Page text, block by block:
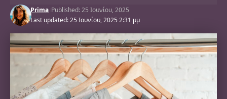
Last updated: 25 Ιουνίου, 2025 2:31 μμ
Prima Published: 25 Ιουνίου, 2025